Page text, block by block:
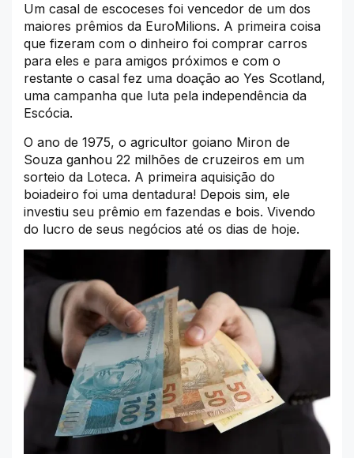
Um casal de escoceses foi vencedor de um dos
maiores prêmios da EuroMilions. A primeira coisa
que fizeram com o dinheiro foi comprar carros
para eles e para amigos próximos e com o
restante o casal fez uma doação ao Yes Scotland,
uma campanha que luta pela independência da
Escócia.
O ano de 1975, o agricultor goiano Miron de
Souza ganhou 22 milhões de cruzeiros em um
sorteio da Loteca. A primeira aquisição do
boiadeiro foi uma dentadura! Depois sim, ele
investiu seu prêmio em fazendas e bois. Vivendo
do lucro de seus negócios até os dias de hoje.